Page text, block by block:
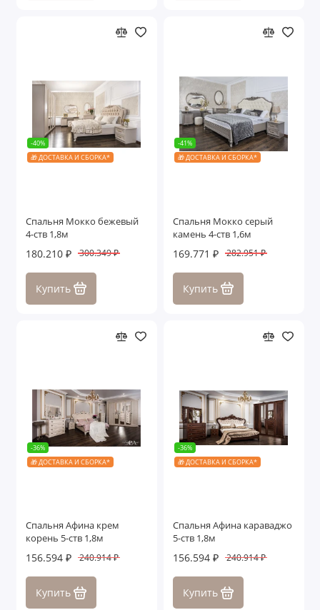
-40%
🎁 ДОСТАВКА И СБОРКА*
Спальня Мокко бежевый
4-ств 1,8м
180.210 ₽ 300.349 ₽
Купить
-41%
🎁 ДОСТАВКА И СБОРКА*
Спальня Мокко серый
камень 4-ств 1,6м
169.771 ₽ 282.951 ₽
Купить
-36%
🎁 ДОСТАВКА И СБОРКА*
Спальня Афина крем
корень 5-ств 1,8м
156.594 ₽ 240.914 ₽
Купить
-36%
🎁 ДОСТАВКА И СБОРКА*
Спальня Афина караваджо
5-ств 1,8м
156.594 ₽ 240.914 ₽
Купить